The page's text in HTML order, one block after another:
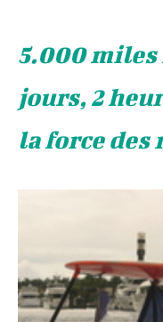
5.000 miles
jours, 2
la force des